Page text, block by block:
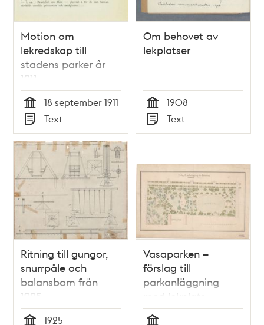
Motion om
lekredskap till
stadens parker år
1911
Tid
18 september 1911
Typ
Text
Om behovet av
lekplatser
Tid
1908
Typ
Text
Ritning till gungor,
snurrpåle och
balansbom från
1925
1925
Vasaparken –
förslag till
parkanläggning
med lekplats
(troligen 1890-tal)
-